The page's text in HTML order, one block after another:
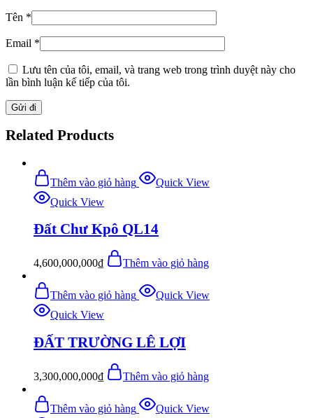
Tên *
Email *
Lưu tên của tôi, email, và trang web trong trình duyệt này cho
lần bình luận kế tiếp của tôi.
Related Products
Thêm vào giỏ hàng
Quick View
Quick View
Đất Chư Kpô QL14
4,600,000,000₫ Thêm vào giỏ hàng
Thêm vào giỏ hàng
Quick View
Quick View
ĐẤT TRƯỜNG LÊ LỢI
3,300,000,000₫ Thêm vào giỏ hàng
Thêm vào giỏ hàng
Quick View